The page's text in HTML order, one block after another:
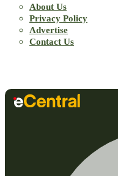
About Us
Privacy Policy
Advertise
Contact Us